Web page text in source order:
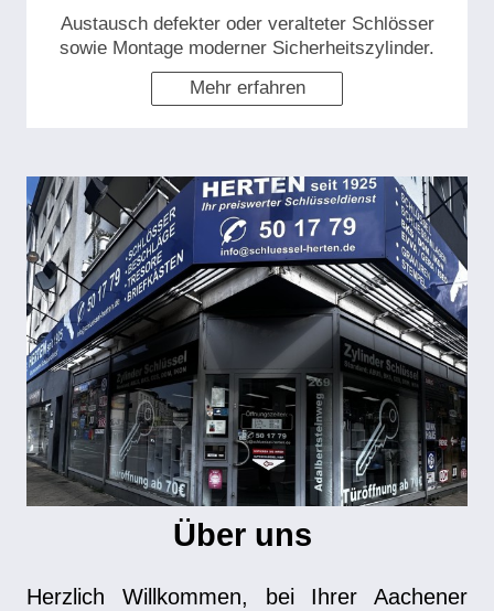
Austausch defekter oder veralteter Schlösser
sowie Montage moderner Sicherheitszylinder.
Mehr erfahren
Über uns
Herzlich Willkommen, bei Ihrer Aachener